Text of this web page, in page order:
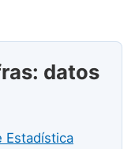
por U
por W
por X
por Y
datos
Estadística